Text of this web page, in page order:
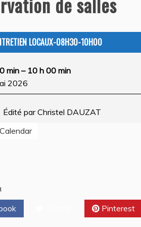
LOCAUX-08H30-10H00
min – 10 h 00 min
2026
Édité par Christel DAUZAT
Pinterest
Auteur
2026